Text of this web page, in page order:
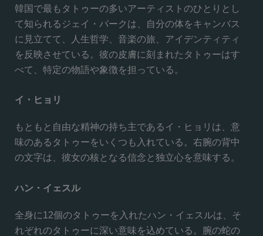
韓国で最もタトゥーの多いアーティストのひとりとし
て知られるジェイ・パークは、自分の体をキャンバス
に見立てて、人生哲学、音楽の旅、アイデンティティ
を反映させている。彼の皮膚に刻まれたタトゥーはす
べて、特定の物語や象徴を担っている。
イ・ヒョリ
もともと自由な精神の持ち主であるイ・ヒョリは、意
味のあるタトゥーをいくつも入れている。右腕の背中
の文字は、彼女の核となる信念と独立心を意味する。
ハン・イェスル
全身に12個のタトゥーを入れたハン・イェスルは、そ
れぞれのタトゥーに深い意味を込めている。腕の蛇の